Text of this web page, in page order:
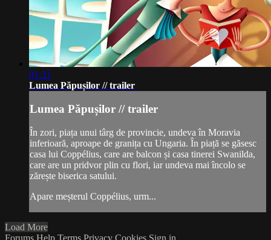
01:31
Lumea Păpușilor // trailer
Lumea Păpușilor // trailer
În zori, piața unui târg de provincie, undeva în Moravia
inferioară, aproape de granița cu Ungaria. În piață se găsesc
casa lui Coppélius, care are balcon și casa tinerei Swanilda,
care are un pridvor plin cu flori, iar undeva mai încolo se
zărește biserica satului.
Apare meșterul Coppélius, urm...
Load More
Forums Help Terms Privacy Cookies Sign in